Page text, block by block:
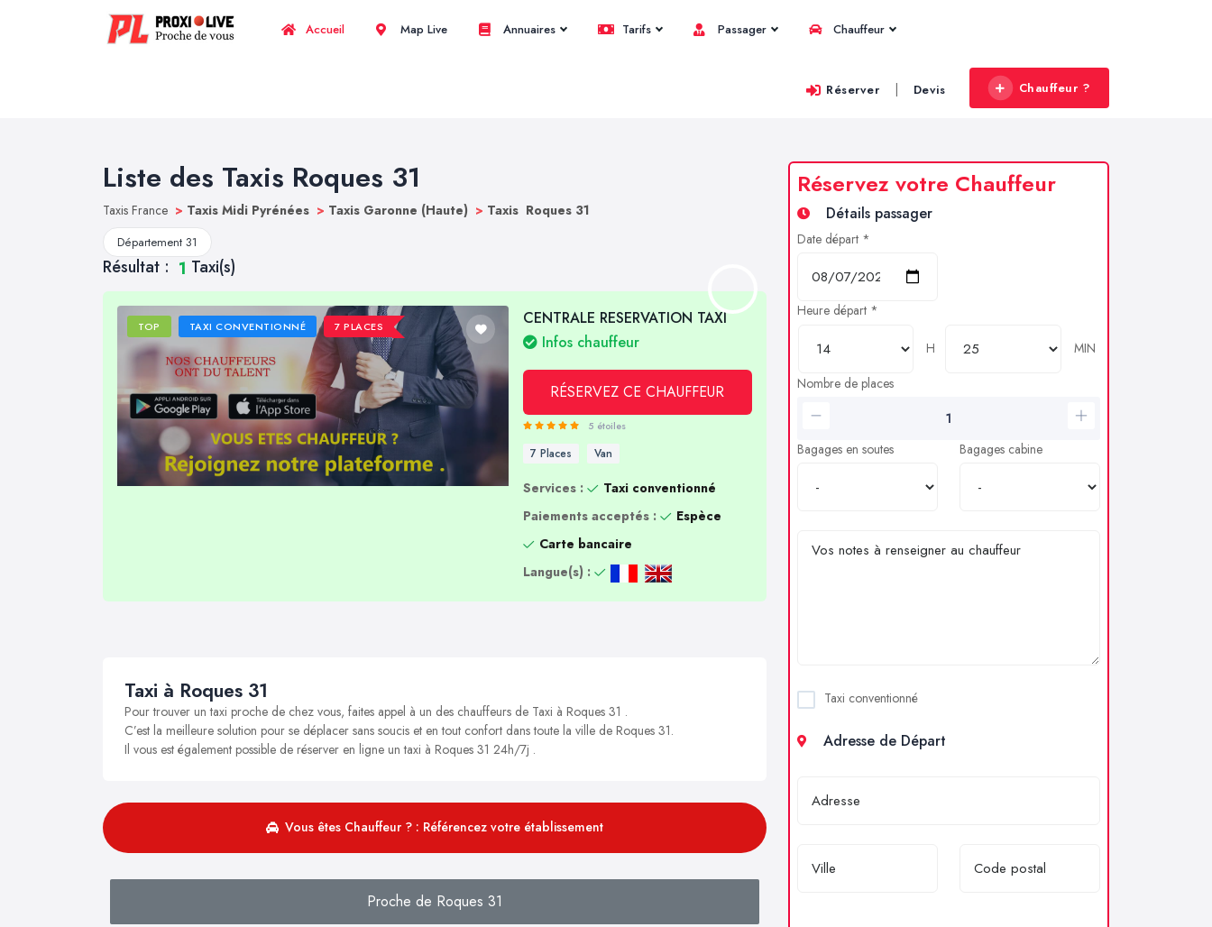
Accueil Map Live Annuaires Tarifs Passager Chauffeur
Réserver | Devis Chauffeur ?
Liste des Taxis Roques 31
Taxis France > Taxis Midi Pyrénées > Taxis Garonne (Haute) > Taxis Roques 31
Département 31
Résultat : 1 Taxi(s)
TOP TAXI CONVENTIONNÉ 7 PLACES
CENTRALE RESERVATION TAXI
Infos chauffeur
RÉSERVEZ CE CHAUFFEUR
5 étoiles
7 Places Van
Services :
Taxi conventionné
Paiements acceptés :
Espèce
Carte bancaire
Langue(s) :
Taxi à Roques 31
Pour trouver un taxi proche de chez vous, faites appel à un des chauffeurs de Taxi à Roques 31 .
C’est la meilleure solution pour se déplacer sans soucis et en tout confort dans toute la ville de Roques 31.
Il vous est également possible de réserver en ligne un taxi à Roques 31 24h/7j .
Vous êtes Chauffeur ? : Référencez votre établissement
Proche de Roques 31
Réservez votre Chauffeur
Détails passager
Date départ *
Heure départ *
H
MIN
Nombre de places
Bagages en soutes Bagages cabine
Taxi conventionné
Adresse de Départ